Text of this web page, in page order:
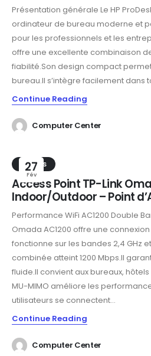
Présentation générale Le HP
ordinateur de bureau moderne et
pour les professionnels et les
offre une excellente combinaison
fiabilité.Son design compact
bureau.Il s’intègre facilement dans
Continue Reading
Computer Center
27
Fév
TRENDS
Access Point TP-Link
Indoor/Outdoor – Point
Performance WiFi AC1200 Double
Omada AC1200 offre une
fonctionne sur les bandes 2,4 GHz
combinée atteint 1200 Mbps.Il
fluide.Il convient aux bureaux,
MU-MIMO améliore les
utilisateurs se connectent...
Continue Reading
Computer Center